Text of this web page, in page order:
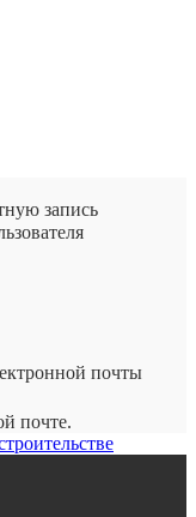
запись
почты
почте.